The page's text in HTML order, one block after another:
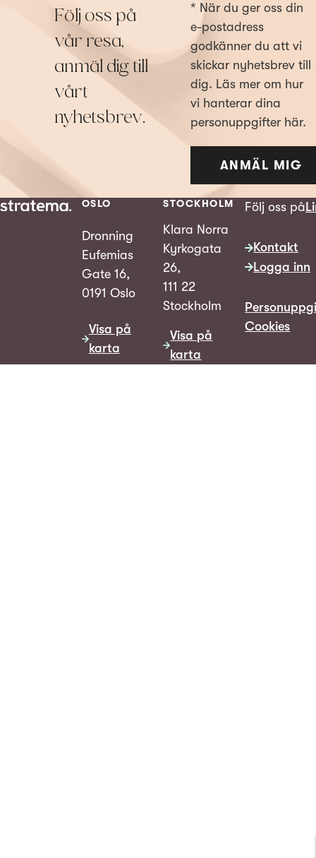
Följ oss på
vår resa,
anmäl dig till
vårt
nyhetsbrev.
* När du ger oss din
e-postadress
godkänner du att vi
skickar nyhetsbrev till
dig. Läs mer om hur
vi hanterar dina
personuppgifter här.
ANMÄL MIG
OSLO
Dronning
Eufemias
Gate 16,
0191 Oslo
Visa på
karta
STOCKHOLM
Klara Norra
Kyrkogata
26,
111 22
Stockholm
Visa på
karta
Följ oss på
Kontakt
Logga inn
Cookies